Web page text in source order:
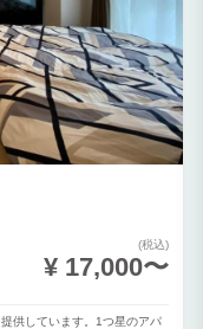
(税込)
¥ 17,000〜
供しています。1つ星のアパ